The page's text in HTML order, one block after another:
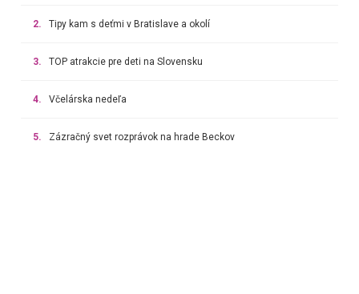
2. Tipy kam s deťmi v Bratislave a okolí
3. TOP atrakcie pre deti na Slovensku
4. Včelárska nedeľa
5. Zázračný svet rozprávok na hrade Beckov